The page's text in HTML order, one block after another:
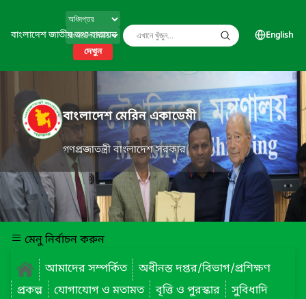
বাংলাদেশ জাতীয় তথ্য বাতায়ন
দেখুন
English
বাংলাদেশ মেরিন একাডেমী
গণপ্রজাতন্ত্রী বাংলাদেশ সরকার
মেনু নির্বাচন করুন
আমাদের সম্পর্কিত
অধীনস্ত দপ্তর/বিভাগ/প্রশিক্ষণ
প্রকল্প
যোগাযোগ ও মতামত বৃত্তি ও পুরস্কার
সুবিধাদি